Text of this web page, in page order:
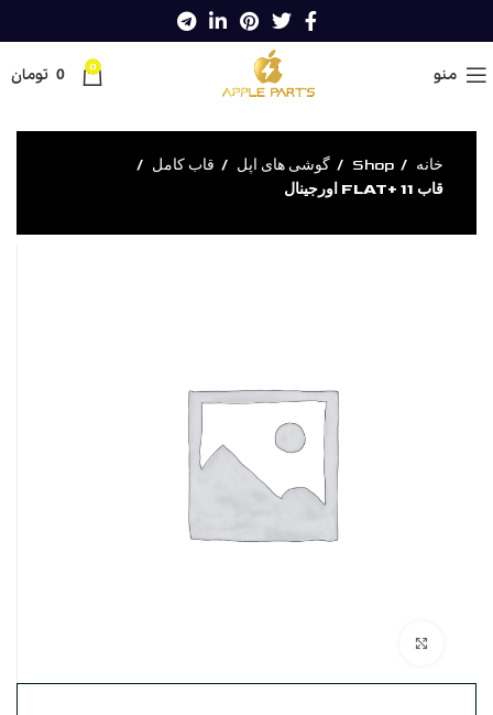
منو 0
0 تومان
خانه Shop گوشی های اپل
قاب کامل
قاب 11 +FLAT اورجینال